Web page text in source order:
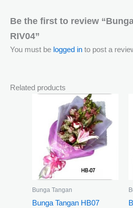
Be the first to review
RIV04”
You must be logged in to post a
Related products
Bunga Tangan
Bunga Tangan HB07